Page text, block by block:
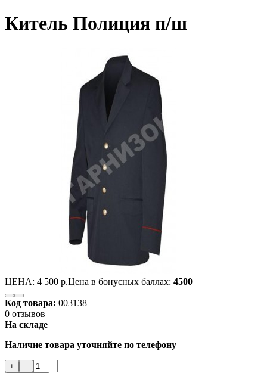
Китель Полиция п/ш
ЦЕНА: 4 500 р.Цена в бонусных баллах: 4500
Код товара: 003138
0 отзывов
На складе
Наличие товара уточняйте по телефону
+
−